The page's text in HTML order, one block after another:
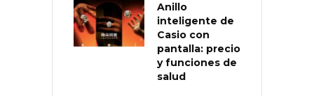
Anillo
inteligente de
Casio con
pantalla: precio
y funciones de
salud